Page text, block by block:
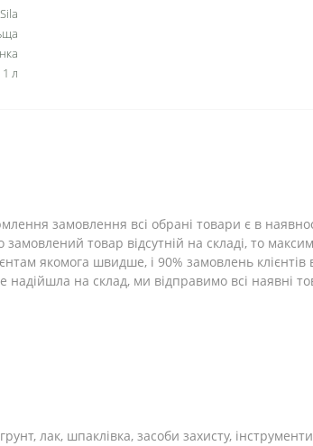
1 л
замовлення всі обрані товари є в
замовлений товар відсутній на складі, то
якомога швидше, і 90% замовлень клієнтів
на склад, ми відправимо всі наявні
лак, шпаклівка, засоби захисту,